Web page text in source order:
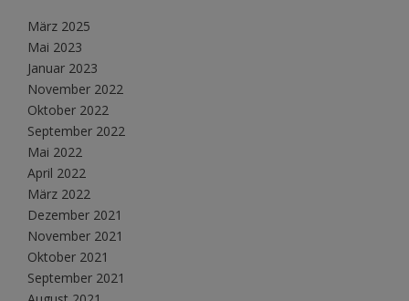
März 2025
Mai 2023
Januar 2023
November 2022
Oktober 2022
September 2022
Mai 2022
April 2022
März 2022
Dezember 2021
November 2021
Oktober 2021
September 2021